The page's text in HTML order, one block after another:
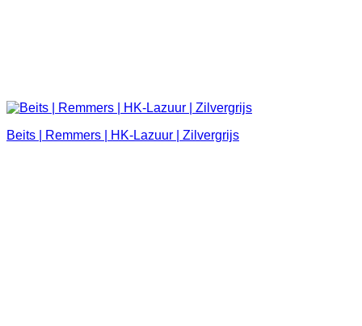
Beits | Remmers | HK-Lazuur | Zilvergrijs